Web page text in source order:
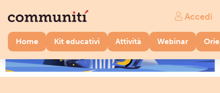
Home Kit educativi Attività Webinar
Accedi